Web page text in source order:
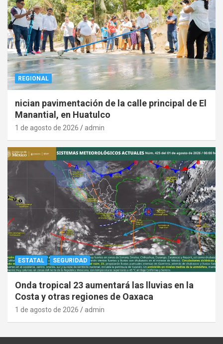
REGIONAL
nician pavimentación de la calle principal de El
Manantial, en Huatulco
1 de agosto de 2026 admin
ESTATAL SEGURIDAD
Onda tropical 23 aumentará las lluvias en la
Costa y otras regiones de Oaxaca
1 de agosto de 2026 admin